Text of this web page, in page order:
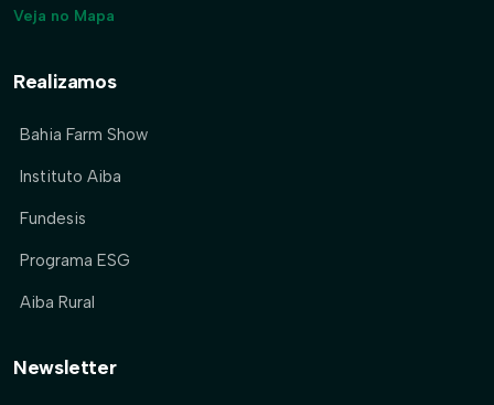
Veja no Mapa
Realizamos
Bahia Farm Show
Instituto Aiba
Fundesis
Programa ESG
Aiba Rural
Newsletter